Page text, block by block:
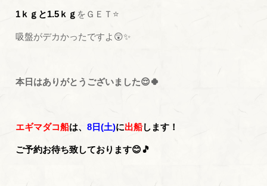
1ｋｇと1.5ｋｇ をＧＥＴ⭐
吸盤がデカかったですよ😲✨
本日はありがとうございました😌🍀
エギマダコ船は、8日(土)に出船します！
ご予約お待ち致しております😊🎵